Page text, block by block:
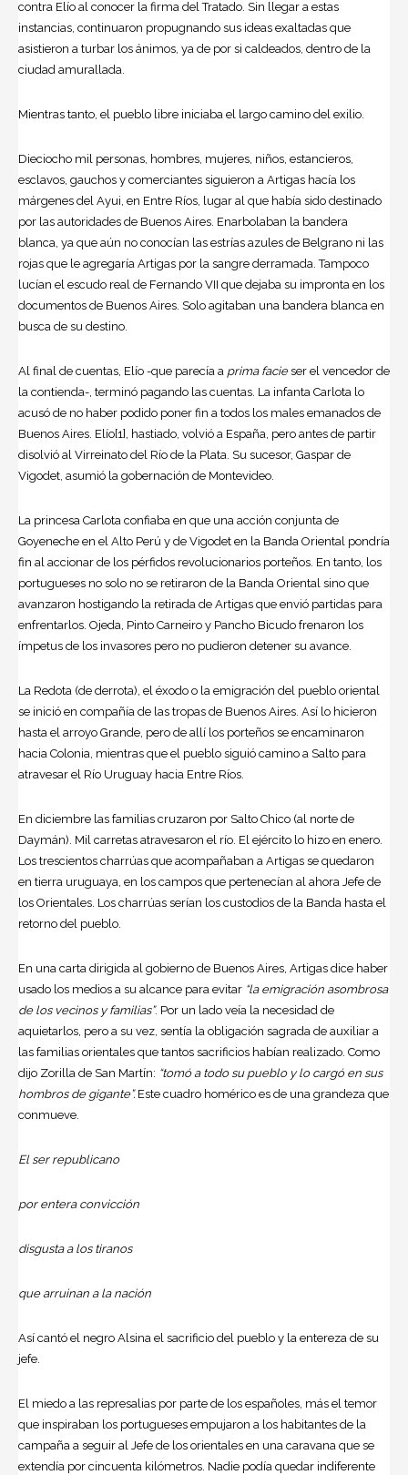
contra Elío al conocer la firma del Tratado. Sin llegar a estas
instancias, continuaron propugnando sus ideas exaltadas que
asistieron a turbar los ánimos, ya de por si caldeados, dentro de la
ciudad amurallada.
Mientras tanto, el pueblo libre iniciaba el largo camino del exilio.
Dieciocho mil personas, hombres, mujeres, niños, estancieros,
esclavos, gauchos y comerciantes siguieron a Artigas hacía los
márgenes del Ayui, en Entre Ríos, lugar al que había sido destinado
por las autoridades de Buenos Aires. Enarbolaban la bandera
blanca, ya que aún no conocían las estrías azules de Belgrano ni las
rojas que le agregaría Artigas por la sangre derramada. Tampoco
lucían el escudo real de Fernando VII que dejaba su impronta en los
documentos de Buenos Aires. Solo agitaban una bandera blanca en
busca de su destino.
Al final de cuentas, Elío -que parecía a prima facieser el vencedor de
la contienda-, terminó pagando las cuentas. La infanta Carlota lo
acusó de no haber podido poner fin a todos los males emanados de
Buenos Aires. Elío[1], hastiado, volvió a España, pero antes de partir
disolvió al Virreinato del Río de la Plata. Su sucesor, Gaspar de
Vigodet, asumió la gobernación de Montevideo.
La princesa Carlota confiaba en que una acción conjunta de
Goyeneche en el Alto Perú y de Vigodet en la Banda Oriental pondría
fin al accionar de los pérfidos revolucionarios porteños. En tanto, los
portugueses no solo no se retiraron de la Banda Oriental sino que
avanzaron hostigando la retirada de Artigas que envió partidas para
enfrentarlos. Ojeda, Pinto Carneiro y Pancho Bicudo frenaron los
ímpetus de los invasores pero no pudieron detener su avance.
La Redota (de derrota), el éxodo o la emigración del pueblo oriental
se inició en compañía de las tropas de Buenos Aires. Así lo hicieron
hasta el arroyo Grande, pero de allí los porteños se encaminaron
hacia Colonia, mientras que el pueblo siguió camino a Salto para
atravesar el Río Uruguay hacia Entre Ríos.
En diciembre las familias cruzaron por Salto Chico (al norte de
Daymán). Mil carretas atravesaron el río. El ejército lo hizo en enero.
Los trescientos charrúas que acompañaban a Artigas se quedaron
en tierra uruguaya, en los campos que pertenecían al ahora Jefe de
los Orientales. Los charrúas serían los custodios de la Banda hasta el
retorno del pueblo.
En una carta dirigida al gobierno de Buenos Aires, Artigas dice haber
usado los medios a su alcance para evitar “la emigración asombrosa
de los vecinos y familias”. Por un lado veía la necesidad de
aquietarlos, pero a su vez, sentía la obligación sagrada de auxiliar a
las familias orientales que tantos sacrificios habían realizado. Como
dijo Zorilla de San Martín: “tomó a todo su pueblo y lo cargó en sus
hombros de gigante”. Este cuadro homérico es de una grandeza que
conmueve.
El ser republicano
por entera convicción
disgusta a los tiranos
que arruinan a la nación
Así cantó el negro Alsina el sacrificio del pueblo y la entereza de su
jefe.
El miedo a las represalias por parte de los españoles, más el temor
que inspiraban los portugueses empujaron a los habitantes de la
campaña a seguir al Jefe de los orientales en una caravana que se
extendía por cincuenta kilómetros. Nadie podía quedar indiferente